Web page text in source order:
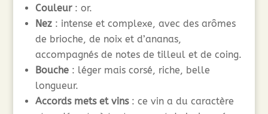
Couleur: or.
Nez: intense et complexe, avec des arômes
de brioche, de noix et d’ananas,
accompagnés de notes de tilleul et de coing.
Bouche: léger mais corsé, riche, belle
longueur.
Accords mets et vins: ce vin a du caractère